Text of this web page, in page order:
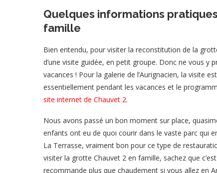
Quelques informations
famille
Bien entendu, pour visiter la reconstitution de la
d’une visite guidée, en petit groupe. Donc ne vous y
vacances ! Pour la galerie de l’Aurignacien, la visite
essentiellement pendant les vacances et le
site internet de Chauvet 2.
Nous avons passé un bon moment sur place,
enfants ont eu de quoi courir dans le vaste parc qui
La Terrasse, vraiment bon pour ce type de
visiter la grotte Chauvet 2 en famille, sachez que
recommande plus que chaudement si vous allez en